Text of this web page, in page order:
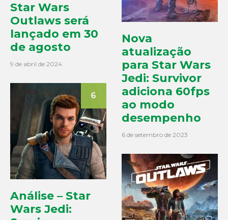
Star Wars
Outlaws será
lançado em 30
de agosto
9 de abril de 2024
6
Análise – Star
Wars Jedi:
Nova
atualização
para Star Wars
Jedi: Survivor
adiciona 60fps
ao modo
desempenho
6 de setembro de 2023